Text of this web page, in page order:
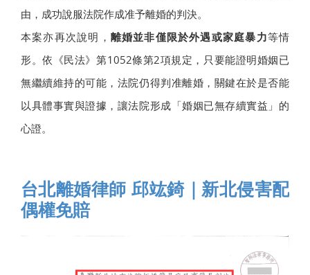
由，成功說服法院作成准予離婚的判決。
本案亦再次說明， 離婚並非僅限於外遇或家庭暴力等情
形。依《民法》第1052條第2項規定，只要能證明婚姻已
無繼續維持的可能，法院仍得判准離婚，關鍵在於是否能
以具體事實與證據，讓法院形成「婚姻已無存續實益」的
心證。
台北離婚律師 邱竑錡｜新北侵害配
偶權免賠